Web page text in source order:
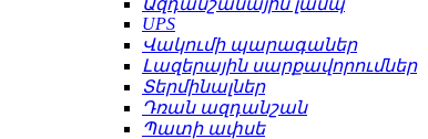
Ազդանշանային լամպ
UPS
Վակումի պարագաներ
Լազերային սարքավորումներ
Տերմինալներ
Դռան ազդանշան
Պատի ափսե